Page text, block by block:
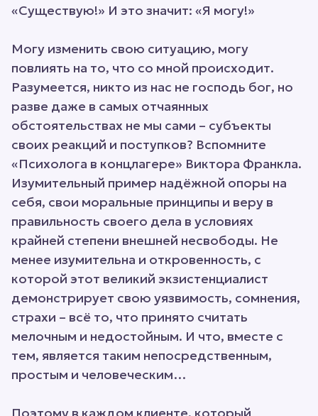
«Существую!» И это значит: «Я могу!»
Могу изменить свою ситуацию, могу
повлиять на то, что со мной происходит.
Разумеется, никто из нас не господь бог, но
разве даже в самых отчаянных
обстоятельствах не мы сами – субъекты
своих реакций и поступков? Вспомните
«Психолога в концлагере» Виктора Франкла.
Изумительный пример надёжной опоры на
себя, свои моральные принципы и веру в
правильность своего дела в условиях
крайней степени внешней несвободы. Не
менее изумительна и откровенность, с
которой этот великий экзистенциалист
демонстрирует свою уязвимость, сомнения,
страхи – всё то, что принято считать
мелочным и недостойным. И что, вместе с
тем, является таким непосредственным,
простым и человеческим…
Поэтому в каждом клиенте, который